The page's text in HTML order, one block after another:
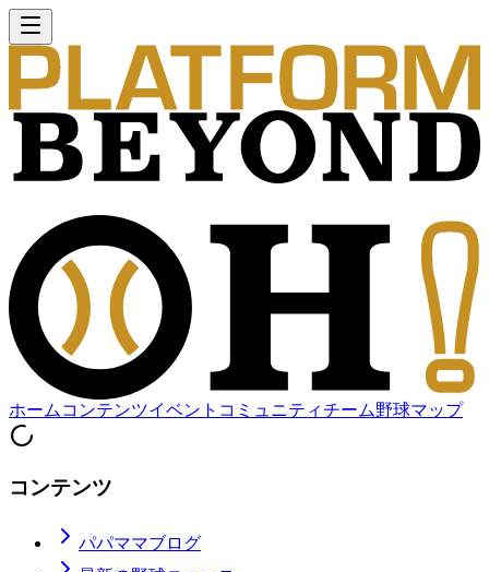
ホーム コンテンツイベント コミュニティチーム野球マップ
コンテンツ
パパママブログ